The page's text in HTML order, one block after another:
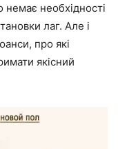
необхідності
лаг. Але і
про які
якісний